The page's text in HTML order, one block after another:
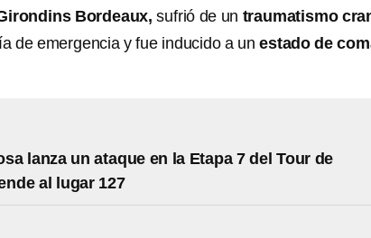
Bordeaux, sufrió de un traumatismo
de emergencia y fue inducido a unestado de
lanza un ataque en la Etapa 7 del Tour de
al lugar 127